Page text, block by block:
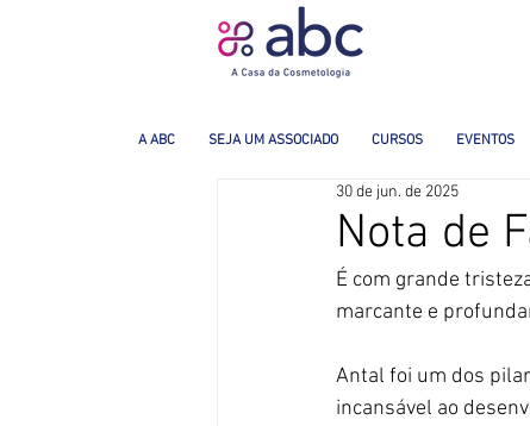
A ABC SEJA UM ASSOCIADO CURSOS EVENTOS
Nota de
30 de jun. de 2025
É com grande
marcante e
Antal foi um dos
incansável ao